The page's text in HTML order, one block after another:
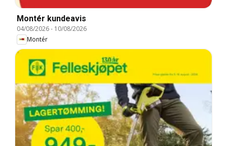
Montér kundeavis
04/08/2026- 10/08/2026
Montér